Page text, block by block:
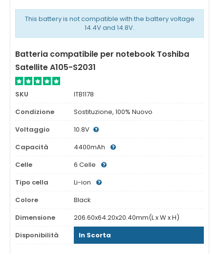
This battery is not compatible with the battery voltage
14.4V and 14.8V.
Batteria compatibile per notebook Toshiba
Satellite A105-S2031
SKU
ITB1178
Condizione
Sostituzione, 100% Nuovo
Voltaggio
10.8V
Capacità
4400mAh
Celle
6 Celle
Tipo cella
Li-ion
Colore
Black
Dimensione
206.60x64.20x20.40mm(L x W x H)
Disponibilità
In Scorta